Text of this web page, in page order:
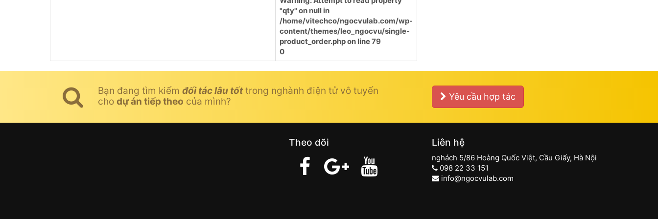
"qty" on null in
/home/vitechco/ngocvulab.com/wp-
content/themes/leo_ngocvu/single-
product_order.phpon line79
0
Bạn đang tìm kiếm đối tác lâu tốttrong nghành điện tử vô tuyến
cho dự án tiếp theo của mình? Yêu cầu hợp tác
Theo dõi Liên hệ
nghách 5/86 Hoàng Quốc Việt, Cầu Giấy, Hà Nội
098 22 33 151
info@ngocvulab.com